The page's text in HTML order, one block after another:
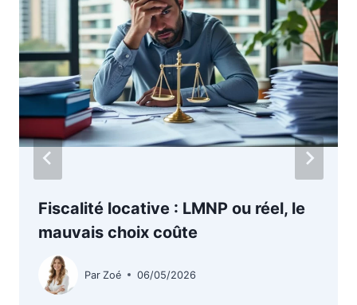
Fiscalité locative : LMNP ou réel, le
mauvais choix coûte
Par Zoé 06/05/2026